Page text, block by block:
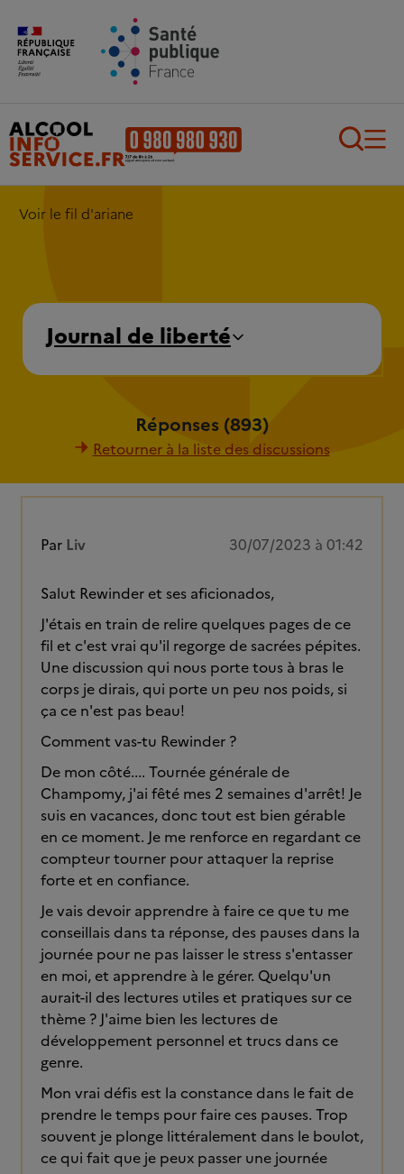
Aller au contenu principal
Voir le fil d'ariane
Journal de liberté
Réponses (893)
Retourner à la liste des discussions
Par Liv 30/07/2023 à 01:42
Salut Rewinder et ses aficionados,
J'étais en train de relire quelques pages de ce
fil et c'est vrai qu'il regorge de sacrées pépites.
Une discussion qui nous porte tous à bras le
corps je dirais, qui porte un peu nos poids, si
ça ce n'est pas beau!
Comment vas-tu Rewinder ?
De mon côté.... Tournée générale de
Champomy, j'ai fêté mes 2 semaines d'arrêt! Je
suis en vacances, donc tout est bien gérable
en ce moment. Je me renforce en regardant ce
compteur tourner pour attaquer la reprise
forte et en confiance.
Je vais devoir apprendre à faire ce que tu me
conseillais dans ta réponse, des pauses dans la
journée pour ne pas laisser le stress s'entasser
en moi, et apprendre à le gérer. Quelqu'un
aurait-il des lectures utiles et pratiques sur ce
thème ? J'aime bien les lectures de
développement personnel et trucs dans ce
genre.
Mon vrai défis est la constance dans le fait de
prendre le temps pour faire ces pauses. Trop
souvent je plonge littéralement dans le boulot,
ce qui fait que je peux passer une journée